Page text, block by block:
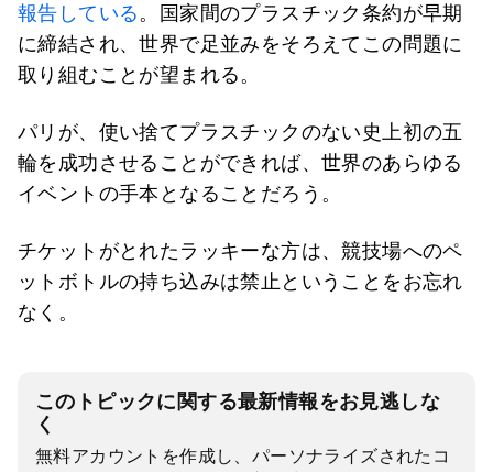
報告している。国家間のプラスチック条約が早期
に締結され、世界で足並みをそろえてこの問題に
取り組むことが望まれる。
パリが、使い捨てプラスチックのない史上初の五
輪を成功させることができれば、世界のあらゆる
イベントの手本となることだろう。
チケットがとれたラッキーな方は、競技場へのペ
ットボトルの持ち込みは禁止ということをお忘れ
なく。
このトピックに関する最新情報をお見逃しな
く
無料アカウントを作成し、パーソナライズされたコ